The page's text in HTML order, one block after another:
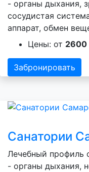
- органы дыхания,
сосудистая
аппарат, обмен
Цены: от 2600
Забронировать
Санатории
Лечебный профиль
- органы дыхания,